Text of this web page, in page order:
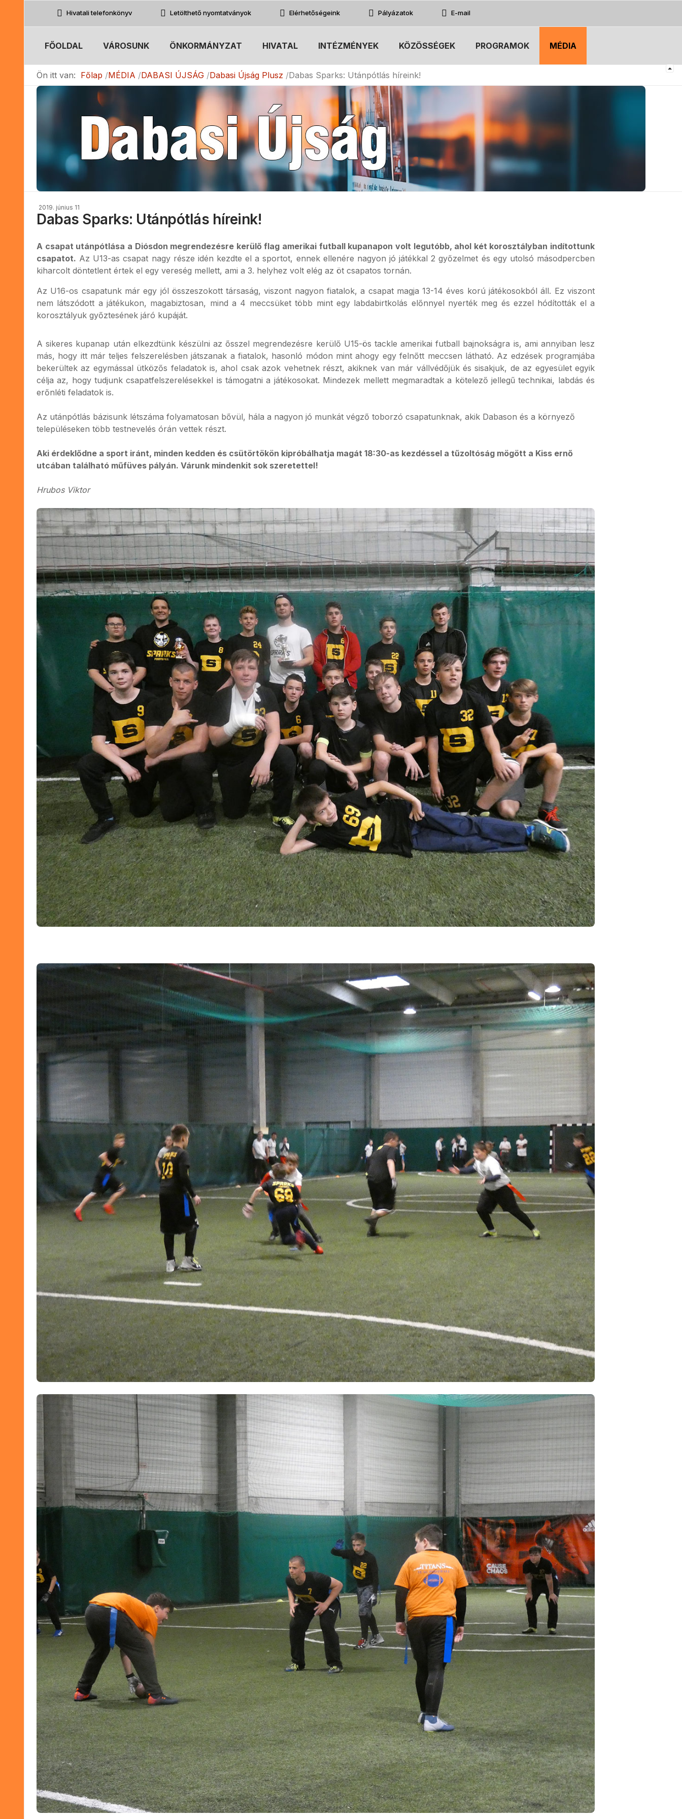
Hivatali telefonkönyv Letölthető nyomtatványok Elérhetőségeink Pályázatok E-mail
FŐOLDAL VÁROSUNK ÖNKORMÁNYZAT HIVATAL INTÉZMÉNYEK KÖZÖSSÉGEK PROGRAMOK MÉDIA
Ön itt van: Főlap MÉDIA DABASI ÚJSÁG Dabasi Újság Plusz Dabas Sparks: Utánpótlás híreink!
2019. június 11
Dabas Sparks: Utánpótlás híreink!
A csapat utánpótlása a Diósdon megrendezésre kerülő flag amerikai futball kupanapon volt legutóbb, ahol két korosztályban indítottunk
csapatot. Az U13-as csapat nagy része idén kezdte el a sportot, ennek ellenére nagyon jó játékkal 2 győzelmet és egy utolsó másodpercben
kiharcolt döntetlent értek el egy vereség mellett, ami a 3. helyhez volt elég az öt csapatos tornán.
Az U16-os csapatunk már egy jól összeszokott társaság, viszont nagyon fiatalok, a csapat magja 13-14 éves korú játékosokból áll. Ez viszont
nem látszódott a játékukon, magabiztosan, mind a 4 meccsüket több mint egy labdabirtkolás előnnyel nyerték meg és ezzel hódították el a
korosztályuk győztesének járó kupáját.
A sikeres kupanap után elkezdtünk készülni az ősszel megrendezésre kerülő U15-ös tackle amerikai futball bajnokságra is, ami annyiban lesz
más, hogy itt már teljes felszerelésben játszanak a fiatalok, hasonló módon mint ahogy egy felnőtt meccsen látható. Az edzések programjába
bekerültek az egymással ütközős feladatok is, ahol csak azok vehetnek részt, akiknek van már vállvédőjük és sisakjuk, de az egyesület egyik
célja az, hogy tudjunk csapatfelszerelésekkel is támogatni a játékosokat. Mindezek mellett megmaradtak a kötelező jellegű technikai, labdás és
erőnléti feladatok is.
Az utánpótlás bázisunk létszáma folyamatosan bővül, hála a nagyon jó munkát végző toborzó csapatunknak, akik Dabason és a környező
településeken több testnevelés órán vettek részt.
Aki érdeklődne a sport iránt, minden kedden és csütörtökön kipróbálhatja magát 18:30-as kezdéssel a tűzoltóság mögött a Kiss ernő
utcában található műfüves pályán. Várunk mindenkit sok szeretettel!
Hrubos Viktor